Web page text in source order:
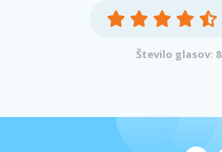
Število glasov: 8